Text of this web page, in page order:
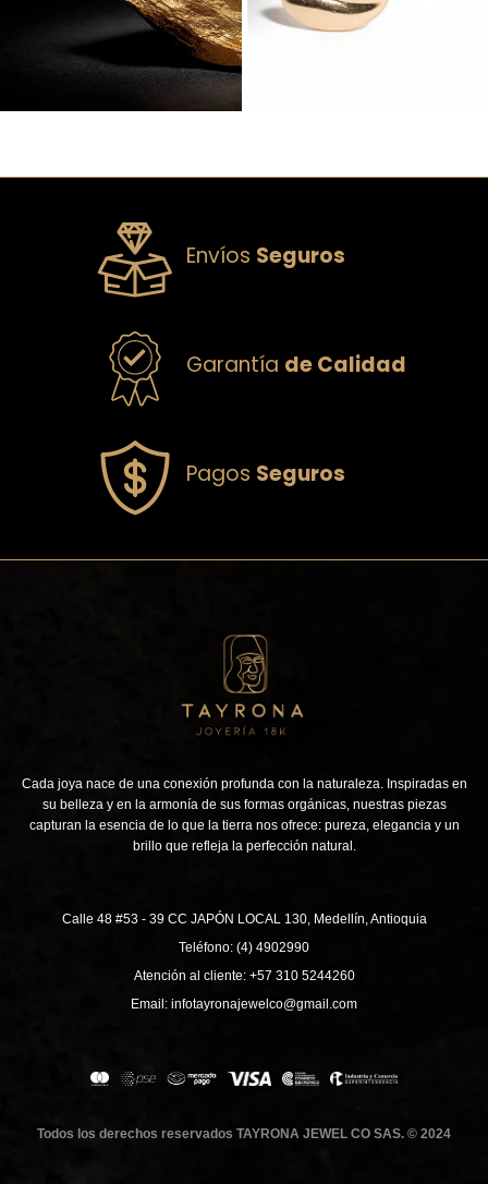
Envíos Seguros
Garantía de Calidad
Pagos Seguros
Cada joya nace de una conexión profunda con la naturaleza. Inspiradas en
su belleza y en la armonía de sus formas orgánicas, nuestras piezas
capturan la esencia de lo que la tierra nos ofrece: pureza, elegancia y un
brillo que refleja la perfección natural.
Calle 48 #53 - 39 CC JAPÓN LOCAL 130, Medellín, Antioquia
Teléfono: (4) 4902990
Atención al cliente: +57 310 5244260
Email: infotayronajewelco@gmail.com
Todos los derechos reservados TAYRONA JEWEL CO SAS. © 2024